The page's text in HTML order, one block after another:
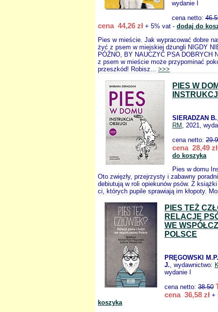
wydanie I
cena netto:
cena 44,26 zł + 5% vat - dodaj do
Pies w mieście. Jak wypracować dobre
żyć z psem w miejskiej dżungli NIGDY
PÓŹNO, BY NAUCZYĆ PSA DOBRYCH
z psem w mieście może przypominać
przeszkód! Robisz... >>>
PIES W
SIERADZAN B.
RM , 2021,
cena netto:
cena 28,49 zł
do koszyka
Pies w domu
Oto zwięzły, przejrzysty i zabawny
debiutują w roli opiekunów psów. Z
ci, których pupile sprawiają im kłopoty.
PIES TEŻ
RELACJE
WE
POLSCE
PRĘGOWSKI
J., wydawnictwo:
wydanie I
cena netto: 38.50
cena 36,58 zł +
koszyka